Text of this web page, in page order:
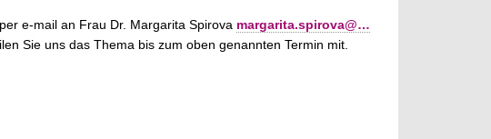
e-mail an Frau Dr. Margarita Spirova margarita.spirova@…
Sie uns das Thema bis zum oben genannten Termin mit.